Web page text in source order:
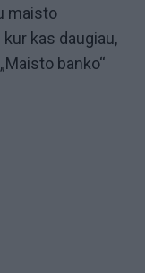
maisto
kas daugiau,
banko“